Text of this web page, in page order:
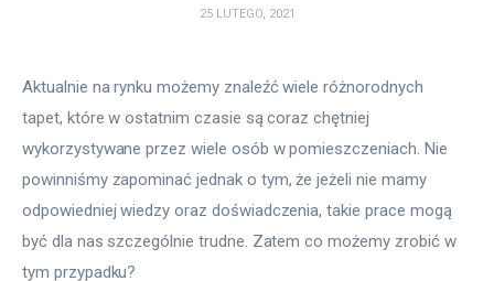
Łazienka
Salon
Sypialnia
25 LUTEGO, 2021
Aktualnie na rynku możemy znaleźć wiele różnorodnych
tapet, które w ostatnim czasie są coraz chętniej
wykorzystywane przez wiele osób w pomieszczeniach. Nie
powinniśmy zapominać jednak o tym, że jeżeli nie mamy
odpowiedniej wiedzy oraz doświadczenia, takie prace mogą
być dla nas szczególnie trudne. Zatem co możemy zrobić w
tym przypadku?